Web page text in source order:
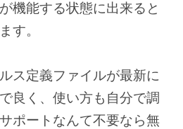
機能する状態に出来ると
す。
ス定義ファイルが最新に
良く、使い方も自分で調
ポートなんて不要なら無